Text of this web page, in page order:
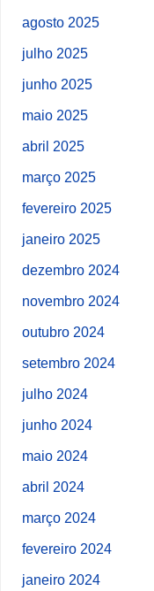
agosto 2025
julho 2025
junho 2025
maio 2025
abril 2025
março 2025
fevereiro 2025
janeiro 2025
dezembro 2024
novembro 2024
outubro 2024
setembro 2024
julho 2024
junho 2024
maio 2024
abril 2024
março 2024
fevereiro 2024
janeiro 2024